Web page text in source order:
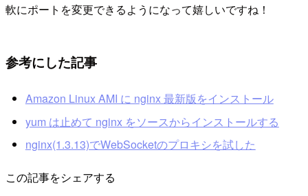
軟にポートを変更できるようになって嬉しいですね！
参考にした記事
Amazon Linux AMI に nginx 最新版をインストール
yum は止めて nginx をソースからインストールする
nginx(1.3.13)でWebSocketのプロキシを試した
この記事をシェアする